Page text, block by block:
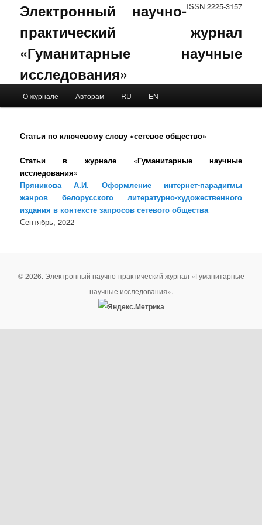
ISSN 2225-3157
Электронный научно-
практический журнал
«Гуманитарные научные
исследования»
Skip to primary content
Skip to secondary content
О журнале Авторам RU EN
Статьи по ключевому слову «сетевое общество»
Статьи в журнале «Гуманитарные научные
исследования»
Пряникова А.И. Оформление интернет-парадигмы
жанров белорусского литературно-художественного
издания в контексте запросов сетевого общества
Сентябрь, 2022
© 2026. Электронный научно-практический журнал «Гуманитарные
научные исследования».